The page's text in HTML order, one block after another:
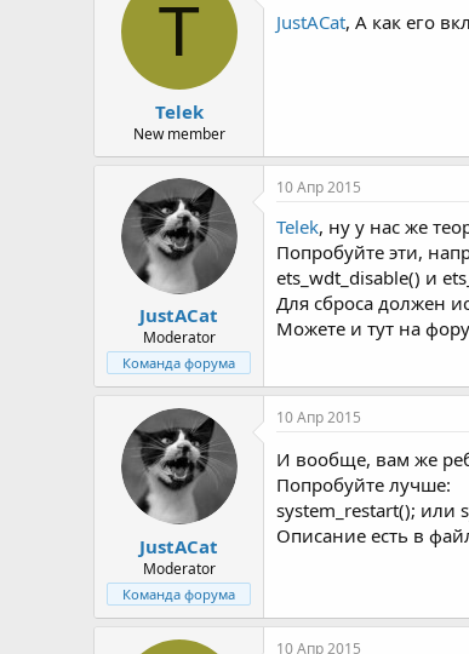
м
а
T
Telek
New member
JustACat, А как его
JustACat
Moderator
Команда форума
10 Апр 2015
Telek, ну у нас же
Попробуйте эти,
ets_wdt_disable() и
Для сброса должен
Можете и тут на
JustACat
Moderator
Команда форума
10 Апр 2015
И вообще, вам же
Попробуйте лучше:
system_restart(); или
Описание есть в
10 Апр 2015